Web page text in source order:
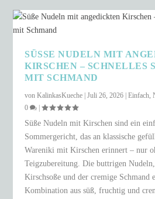
SÜSSE NUDELN MIT
IRSCHEN – SCHNELLES
IT SCHMAND
vonKalinkasKueche |Juli 26, 2026 |Einfach,
0
|
Süße Nudeln mit Kirschen sind ein
Sommergericht, das an klassische
Wareniki mit Kirschen erinnert – nur
Teigzubereitung. Die buttrigen
Kirschsoße und der cremige Schmand
Kombination aus süß, fruchtig und